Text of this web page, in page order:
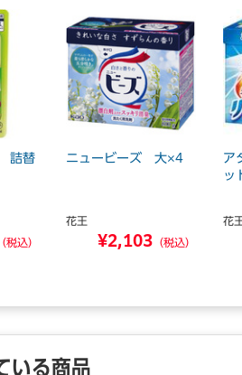
詰替
（税込）
ニュービーズ 大×4
花王
¥2,103 （税込）
ア
ッ
花
いる商品